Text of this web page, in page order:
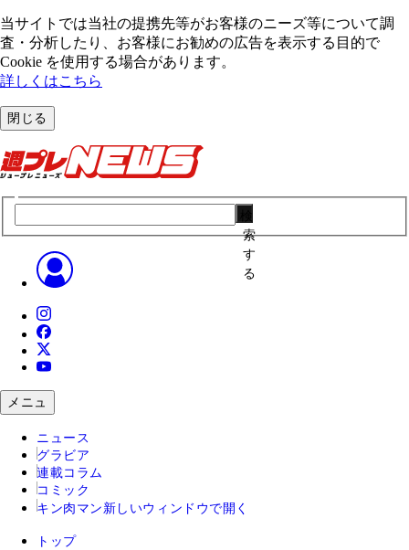
当サイトでは当社の提携先等がお客様のニーズ等について調
査・分析したり、お客様にお勧めの広告を表⽰する⽬的で
Cookie を使⽤する場合があります。
詳しくはこちら
閉じる
索
す
る
メニュ
ニュース
グラビア
連載コラム
コミック
キン肉マン 新しいウィンドウで開く
トップ